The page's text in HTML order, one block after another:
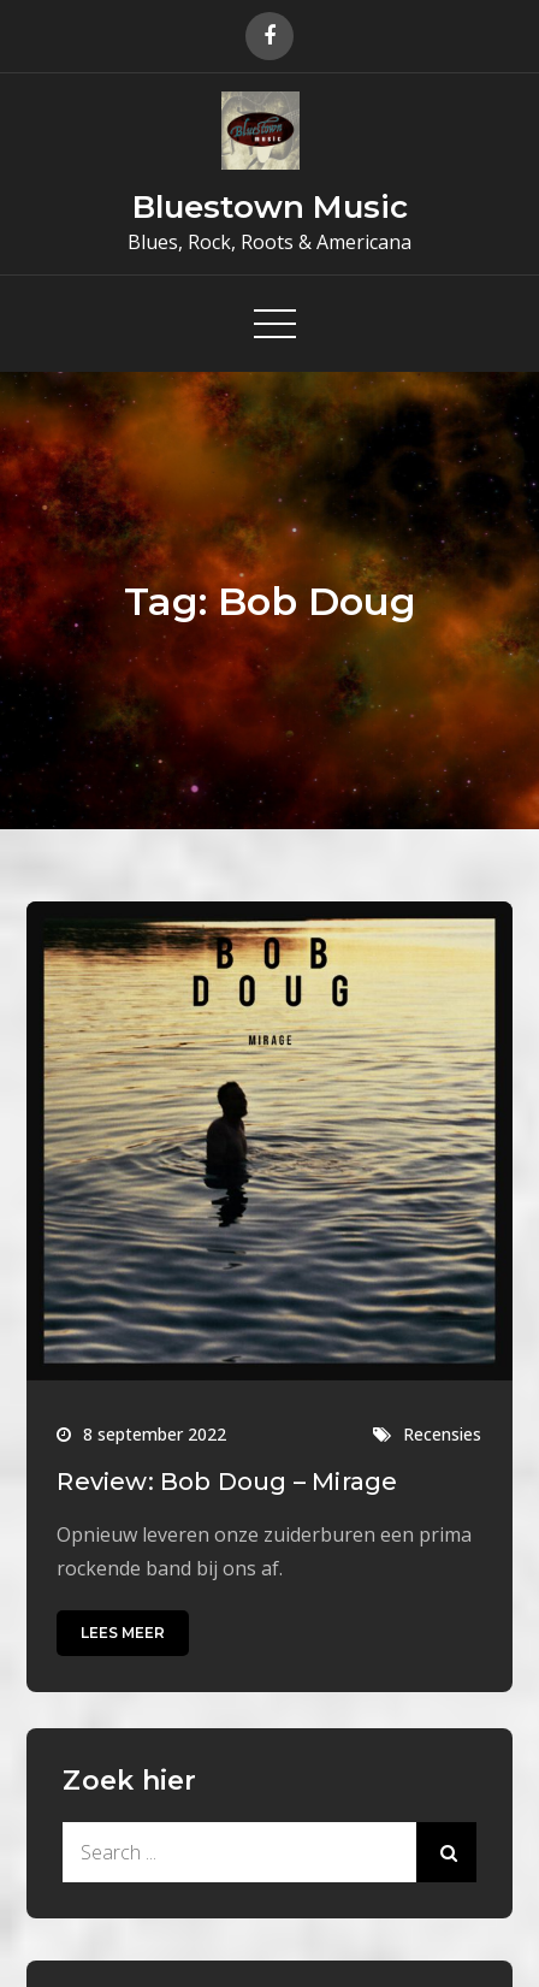
Bluestown Music
Blues, Rock, Roots & Americana
Tag:Bob Doug
8 september 2022 Recensies
Review: Bob Doug – Mirage
Opnieuw leveren onze zuiderburen een prima
rockende band bij ons af.
LEES MEER
Zoek hier
Search